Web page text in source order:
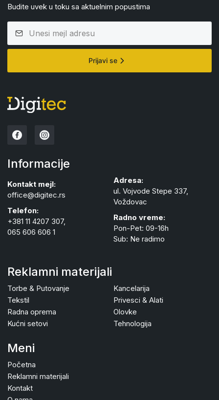
Budite uvek u toku sa aktuelnim popustima
Prijavi se
Informacije
Kontakt mejl:
office@digitec.rs
Telefon:
+381 11 4207 307,
065 606 606 1
Adresa:
ul. Vojvode Stepe 337,
Voždovac
Radno vreme:
Pon-Pet: 09-16h
Sub: Ne radimo
Reklamni materijali
Torbe & Putovanje
Tekstil
Radna oprema
Kućni setovi
Kancelarija
Privesci & Alati
Olovke
Tehnologija
Meni
Početna
Reklamni materijali
Kontakt